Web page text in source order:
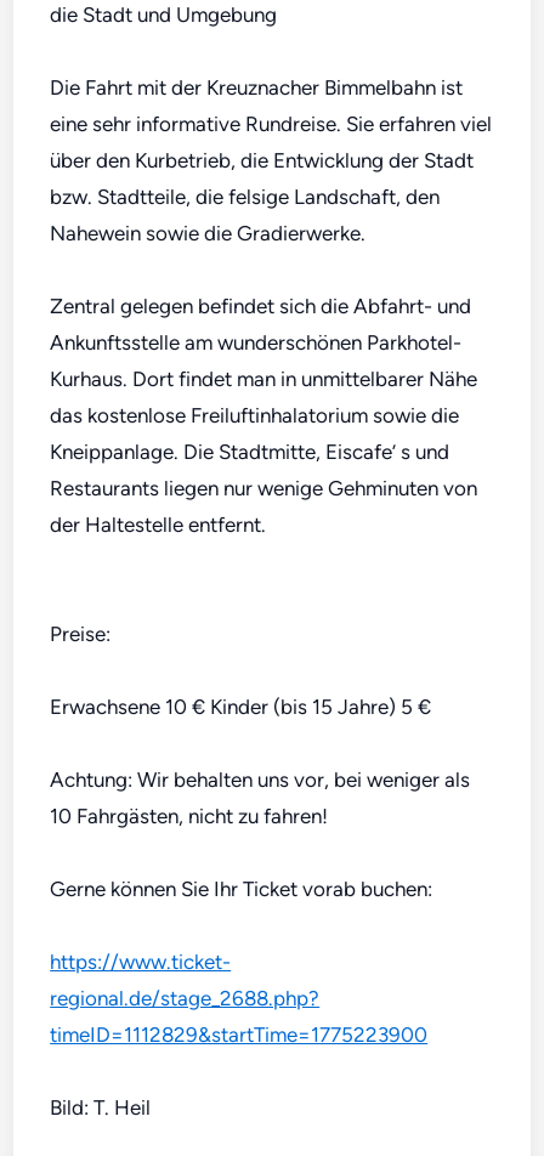
die Stadt und Umgebung
Die Fahrt mit der Kreuznacher Bimmelbahn ist
eine sehr informative Rundreise. Sie erfahren viel
über den Kurbetrieb, die Entwicklung der Stadt
bzw. Stadtteile, die felsige Landschaft, den
Nahewein sowie die Gradierwerke.
Zentral gelegen befindet sich die Abfahrt- und
Ankunftsstelle am wunderschönen Parkhotel-
Kurhaus. Dort findet man in unmittelbarer Nähe
das kostenlose Freiluftinhalatorium sowie die
Kneippanlage. Die Stadtmitte, Eiscafe’ s und
Restaurants liegen nur wenige Gehminuten von
der Haltestelle entfernt.
Preise:
Erwachsene 10 € Kinder (bis 15 Jahre) 5 €
Achtung: Wir behalten uns vor, bei weniger als
10 Fahrgästen, nicht zu fahren!
Gerne können Sie Ihr Ticket vorab buchen:
https://www.ticket-
regional.de/stage_2688.php?
timeID=1112829&startTime=1775223900
Bild: T. Heil